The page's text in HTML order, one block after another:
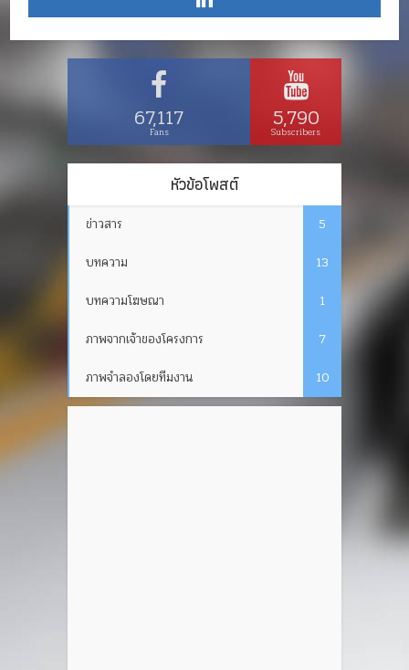
67,117
Fans 5,790
Subscribers
หัวข้อโพสต์
ข่าวสาร
5
บทความ
13
บทความโฆษณา
1
ภาพจากเจ้าของโครงการ
7
ภาพจำลองโดยทีมงาน
10